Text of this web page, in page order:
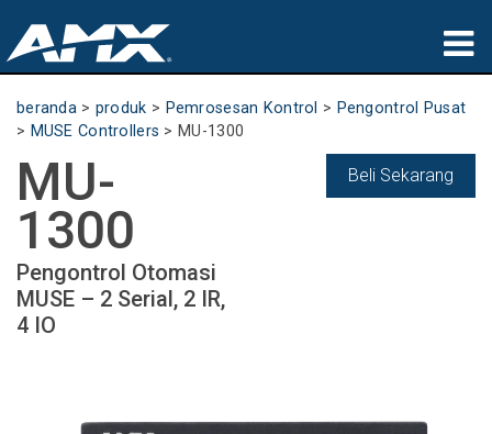
produk
Partners
tempat membeli
pelatihan
beranda > produk > Pemrosesan Kontrol > Pengontrol Pusat
> MUSE Controllers > MU-1300
MU-
1300
Pengontrol Otomasi
MUSE – 2 Serial, 2 IR,
4 IO
Beli Sekarang